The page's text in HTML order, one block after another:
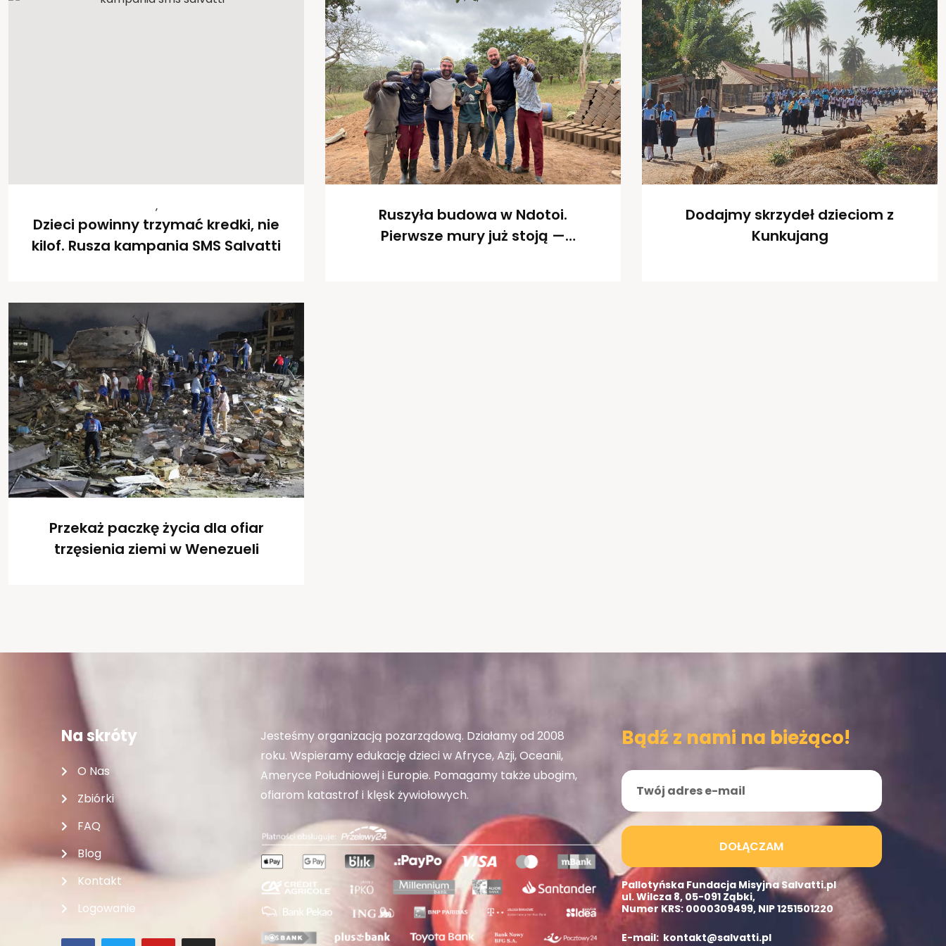
,
Dzieci powinny trzymać kredki, nie
kilof. Rusza kampania SMS Salvatti
Ruszyła budowa w Ndotoi.
Pierwsze mury już stoją —
Dodajmy skrzydeł dzieciom z
Kunkujang
Przekaż paczkę życia dla ofiar
trzęsienia ziemi w Wenezueli
Na skróty
O Nas
Zbiórki
FAQ
Blog
Kontakt
Logowanie
Jesteśmy organizacją pozarządową. Działamy od 2008
roku. Wspieramy edukację dzieci w Afryce, Azji, Oceanii,
Ameryce Południowej i Europie. Pomagamy także ubogim,
ofiarom katastrof i klęsk żywiołowych.
Bądź z nami na bieżąco!
DOŁĄCZAM
Pallotyńska Fundacja Misyjna Salvatti.pl
ul. Wilcza 8, 05-091 Ząbki,
Numer KRS: 0000309499, NIP 1251501220
E-mail: kontakt@salvatti.pl